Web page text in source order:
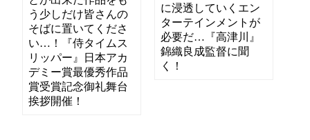
に浸透していくエン
ターテインメントが
必要だ…『高津川』
錦織良成監督に聞
く！
う少しだけ皆さんの
そばに置いてくださ
い…！『侍タイムス
リッパー』日本アカ
デミー賞最優秀作品
賞受賞記念御礼舞台
挨拶開催！